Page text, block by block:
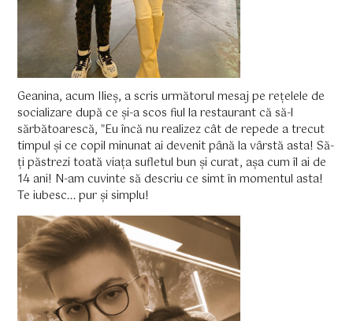
Geanina, acum Ilieș, a scris următorul mesaj pe rețelele de
socializare după ce și-a scos fiul la restaurant că să-l
sărbătoarescă, "Eu încă nu realizez cât de repede a trecut
timpul și ce copil minunat ai devenit până la vârstă asta! Să-
ți păstrezi toată viața sufletul bun și curat, așa cum îl ai de
14 ani! N-am cuvinte să descriu ce simt în momentul asta!
Te iubesc... pur și simplu!